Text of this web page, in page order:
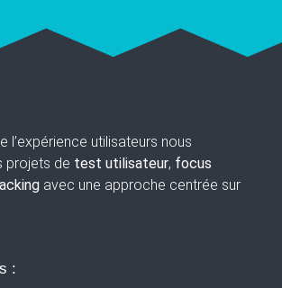
l’expérience utilisateurs nous
projets de test utilisateur, focus
avec une approche centrée sur
: